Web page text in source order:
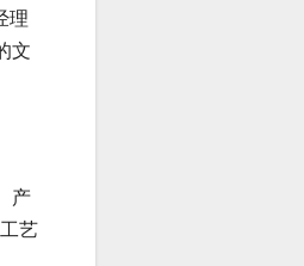
理
文
产
艺